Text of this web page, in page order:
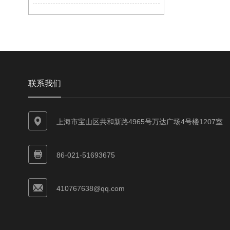
联系我们
上海市宝山区共和新路4965号万达广场4号楼1207室
86-021-51693675
410767638@qq.com